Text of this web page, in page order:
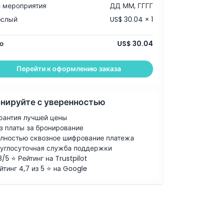
мероприятия
ДД ММ, ГГГГ
US$ 30.04 × 1
US$ 30.04
Перейти к оформлению заказа
с уверенностью
лучшей цены
платы за бронирование
сквозное шифрование платежа
служба поддержки
5 ⭐ Рейтинг на Trustpilot
4,7 из 5 ⭐ на Google